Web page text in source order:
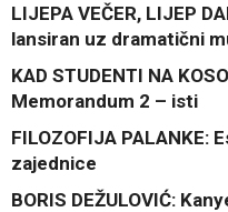
LIJEPA VEČER, LIJEP
lansiran uz dramatični
KAD STUDENTI NA
Memorandum 2 – isti
FILOZOFIJA
zajednice
BORIS DEŽULOVIĆ: